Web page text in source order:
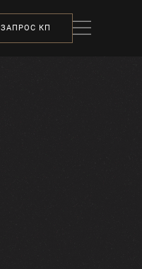
ЗАПРОС КП